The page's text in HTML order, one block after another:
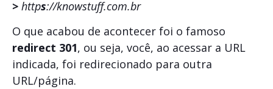
> https://knowstuff.com.br
O que acabou de acontecer foi o famoso
redirect 301, ou seja, você, ao acessar a URL
indicada, foi redirecionado para outra
URL/página.